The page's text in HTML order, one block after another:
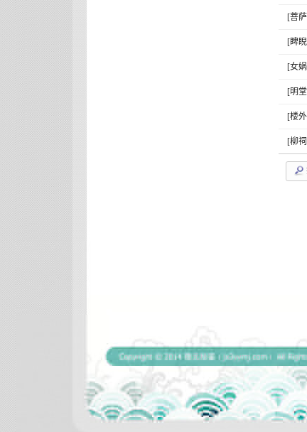
[菩
[睥
[女
[明
[楼
[柳